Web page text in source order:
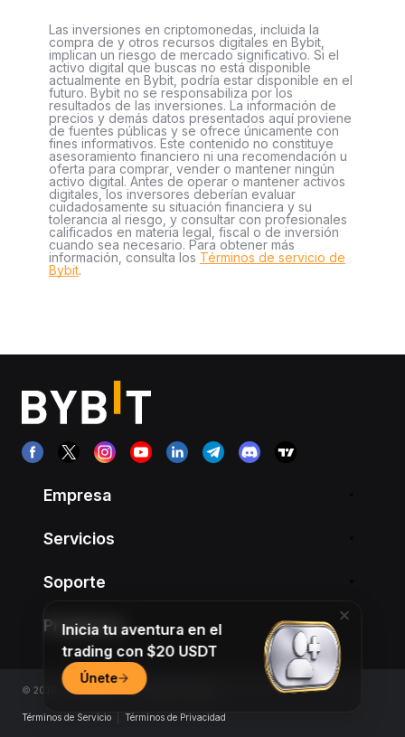
Las inversiones en criptomonedas, incluida la
compra de y otros recursos digitales en Bybit,
implican un riesgo de mercado significativo. Si el
activo digital que buscas no está disponible
actualmente en Bybit, podría estar disponible en el
futuro. Bybit no se responsabiliza por los
resultados de las inversiones. La información de
precios y demás datos presentados aquí proviene
de fuentes públicas y se ofrece únicamente con
fines informativos. Este contenido no constituye
asesoramiento financiero ni una recomendación u
oferta para comprar, vender o mantener ningún
activo digital. Antes de operar o mantener activos
digitales, los inversores deberían evaluar
cuidadosamente su situación financiera y su
tolerancia al riesgo, y consultar con profesionales
calificados en materia legal, fiscal o de inversión
cuando sea necesario. Para obtener más
información, consulta los Términos de servicio de
Bybit.
Empresa
Servicios
Soporte
Productos
© 2018-2026 Bybit.com. All rights reserved.
Términos de Servicio Términos de Privacidad
Inicia tu aventura en el
trading con $20 USDT
Únete